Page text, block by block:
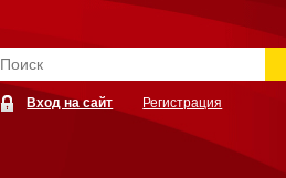
Вход на сайт Регистрация